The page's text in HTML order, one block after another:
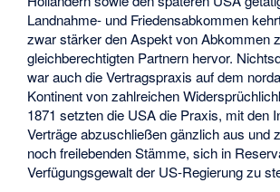
Landnahme- und Friedensabkommen
zwar stärker den Aspekt von Abkommen
gleichberechtigten Partnern hervor.
war auch die Vertragspraxis auf dem
Kontinent von zahlreichen
1871 setzten die USA die Praxis, mit den
Verträge abzuschließen gänzlich aus und
noch freilebenden Stämme, sich in
Verfügungsgewalt der US-Regierung zu